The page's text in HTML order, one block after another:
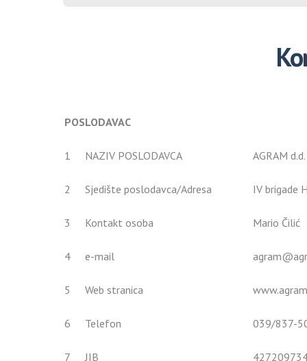
POSLODAVAC
1 NAZIV POSLODAVCA AGRAM d.d.
2 Sjedište poslodavca/Adresa IV brigade
3 Kontakt osoba Mario Čilić
4 e-mail
5 Web stranica
6 Telefon 039/837-
7 JIB